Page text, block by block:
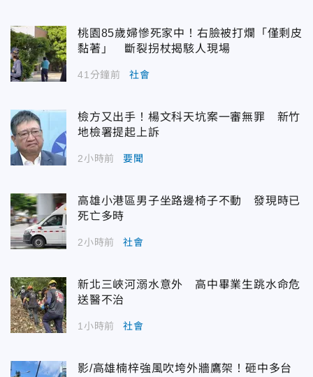
桃園85歲婦慘死家中！右臉被打爛「僅剩皮
黏著」 斷裂拐杖揭駭人現場
41分鐘前 社會
檢方又出手！楊文科天坑案一審無罪 新竹
地檢署提起上訴
2小時前 要聞
高雄小港區男子坐路邊椅子不動 發現時已
死亡多時
2小時前 社會
新北三峽河溺水意外 高中畢業生跳水命危
送醫不治
1小時前 社會
影/高雄楠梓強風吹垮外牆鷹架！砸中多台